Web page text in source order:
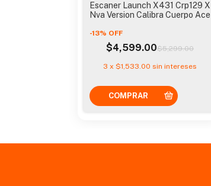
Escaner Launch X431 Crp129 X
Nva Version Calibra Cuerpo Ace
-13% OFF
$4,599.00$5,299.00
3 x $1,533.00 sin intereses